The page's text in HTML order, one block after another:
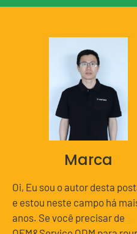
Marca
Oi, Eu sou o autor desta
e estou neste campo há
anos. Se você precisar de